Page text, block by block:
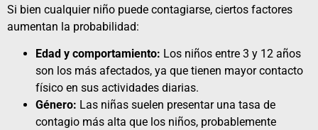
Si bien cualquier niño puede contagiarse, ciertos factores
aumentan la probabilidad:
Edad y comportamiento: Los niños entre 3 y 12 años
son los más afectados, ya que tienen mayor contacto
físico en sus actividades diarias.
Género: Las niñas suelen presentar una tasa de
contagio más alta que los niños, probablemente